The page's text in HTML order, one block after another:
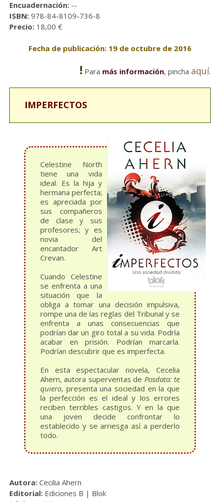
Encuadernación:--
ISBN: 978-84-8109-736-8
Precio:18,00 €
Fecha de publicación: 19 de octubre de 2016
! Para más información, pincha aquí.
IMPERFECTOS
Celestine North
tiene una vida
ideal. Es la hija y
hermana perfecta;
es apreciada por
sus compañeros
de clase y sus
profesores; y es
novia del
encantador Art
Crevan.
Cuando Celestine
se enfrenta a una
situación que la
obliga a tomar una decisión impulsiva,
rompe una de las reglas del Tribunal y se
enfrenta a unas consecuencias que
podrían dar un giro total a su vida. Podría
acabar en prisión. Podrían marcarla.
Podrían descubrir que es imperfecta.
En esta espectacular novela, Cecelia
Ahern, autora superventas de Posdata: te
quiero, presenta una sociedad en la que
la perfección es el ideal y los errores
reciben terribles castigos. Y en la que
una joven decide confrontar lo
establecido y se arriesga así a perderlo
todo.
Autora: Cecilia Ahern
Editorial:Ediciones B | Blok